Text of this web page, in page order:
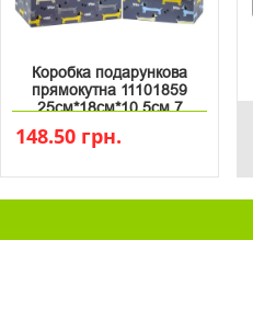
Коробка подарункова
прямокутна 11101859
25см*18см*10.5см 7
148.50 грн.